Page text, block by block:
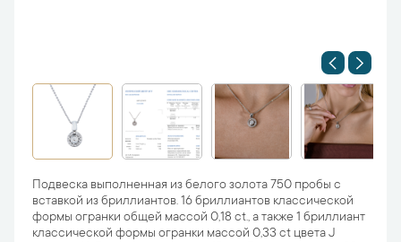
Подвеска выполненная из белого золота 750 пробы с
вставкой из бриллиантов. 16 бриллиантов классической
формы огранки общей массой 0,18 ct., а также 1 бриллиант
классической формы огранки массой 0,33 ct цвета J